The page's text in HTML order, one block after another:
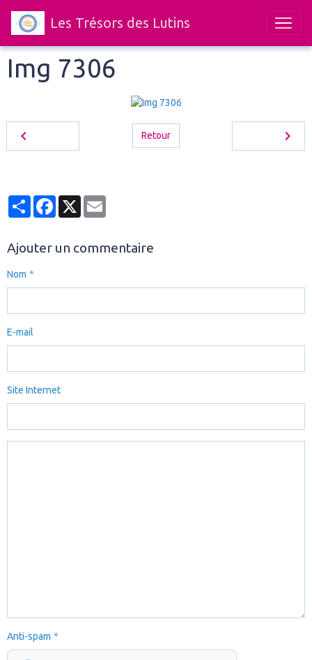
Les Trésors des Lutins
Img 7306
Retour
PartagerFacebook
X
Ajouter un commentaire
Nom
E-mail
Site Internet
Anti-spam